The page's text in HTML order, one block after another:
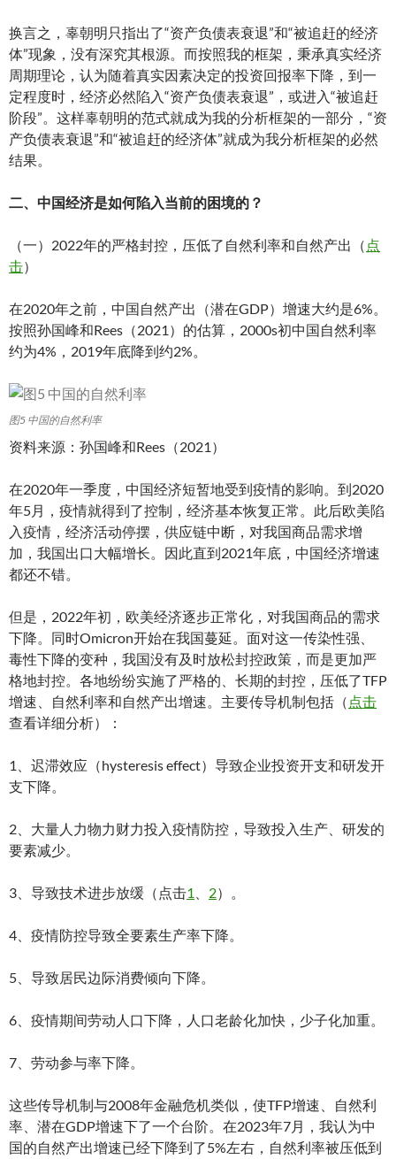
换言之，辜朝明只指出了“资产负债表衰退”和“被追赶的经济
体”现象，没有深究其根源。而按照我的框架，秉承真实经济
周期理论，认为随着真实因素决定的投资回报率下降，到一
定程度时，经济必然陷入“资产负债表衰退”，或进入“被追赶
阶段”。这样辜朝明的范式就成为我的分析框架的一部分，“资
产负债表衰退”和“被追赶的经济体”就成为我分析框架的必然
结果。
二、中国经济是如何陷入当前的困境的？
（一）2022年的严格封控，压低了自然利率和自然产出（ 点
击）
在2020年之前，中国自然产出（潜在GDP）增速大约是6%。
按照孙国峰和Rees（2021）的估算，2000s初中国自然利率
约为4%，2019年底降到约2%。
图5 中国的自然利率
资料来源：孙国峰和Rees（2021）
在2020年一季度，中国经济短暂地受到疫情的影响。到2020
年5月，疫情就得到了控制，经济基本恢复正常。此后欧美陷
入疫情，经济活动停摆，供应链中断，对我国商品需求增
加，我国出口大幅增长。因此直到2021年底，中国经济增速
都还不错。
但是，2022年初，欧美经济逐步正常化，对我国商品的需求
下降。同时Omicron开始在我国蔓延。面对这一传染性强、
毒性下降的变种，我国没有及时放松封控政策，而是更加严
格地封控。各地纷纷实施了严格的、长期的封控，压低了TFP
增速、自然利率和自然产出增速。主要传导机制包括（ 点击
查看详细分析）：
1、迟滞效应（hysteresis effect）导致企业投资开支和研发开
支下降。
2、大量人力物力财力投入疫情防控，导致投入生产、研发的
要素减少。
3、导致技术进步放缓（点击1 2）。
4、疫情防控导致全要素生产率下降。
5、导致居民边际消费倾向下降。
6、疫情期间劳动人口下降，人口老龄化加快，少子化加重。
7、劳动参与率下降。
这些传导机制与2008年金融危机类似，使TFP增速、自然利
率、潜在GDP增速下了一个台阶。在2023年7月，我认为中
国的自然产出增速已经下降到了5%左右，自然利率被压低到